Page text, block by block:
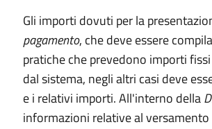
Gli importi dovuti per la
pagamento, che deve essere
pratiche che prevedono importi
dal sistema, negli altri casi deve
e i relativi importi.All'interno della
informazioni relative al